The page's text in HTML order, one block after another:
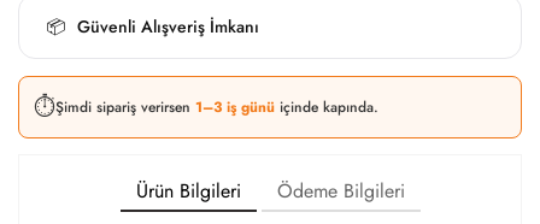
📦 Güvenli Alışveriş İmkanı
⏱️Şimdi sipariş verirsen 1–3 iş günü içinde kapında.
Ürün Bilgileri
Ödeme Bilgileri